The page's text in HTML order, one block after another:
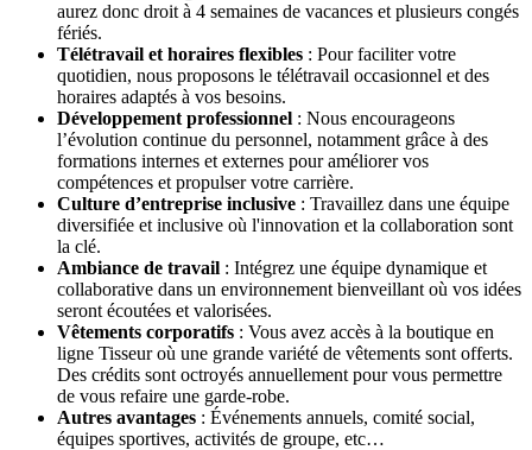
aurez donc droit à 4 semaines de vacances et plusieurs congés
fériés.
Télétravail et horaires flexibles : Pour faciliter votre
quotidien, nous proposons le télétravail occasionnel et des
horaires adaptés à vos besoins.
Développement professionnel : Nous encourageons
l’évolution continue du personnel, notamment grâce à des
formations internes et externes pour améliorer vos
compétences et propulser votre carrière.
Culture d’entreprise inclusive : Travaillez dans une équipe
diversifiée et inclusive où l'innovation et la collaboration sont
la clé.
Ambiance de travail : Intégrez une équipe dynamique et
collaborative dans un environnement bienveillant où vos idées
seront écoutées et valorisées.
Vêtements corporatifs : Vous avez accès à la boutique en
ligne Tisseur où une grande variété de vêtements sont offerts.
Des crédits sont octroyés annuellement pour vous permettre
de vous refaire une garde-robe.
Autres avantages : Événements annuels, comité social,
équipes sportives, activités de groupe, etc…